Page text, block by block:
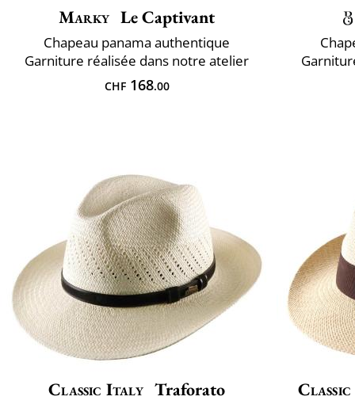
Marky Le Captivant
Chapeau panama authentique
Garniture réalisée dans notre atelier
CHF168.00
Classic Italy Traforato